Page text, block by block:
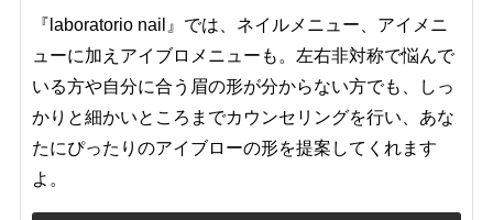
『laboratorio nail』では、ネイルメニュー、アイメニ
ューに加えアイブロメニューも。左右非対称で悩んで
いる方や自分に合う眉の形が分からない方でも、しっ
かりと細かいところまでカウンセリングを行い、あな
たにぴったりのアイブローの形を提案してくれます
よ。